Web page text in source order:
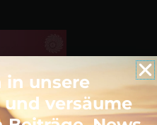
in unsere
versäume